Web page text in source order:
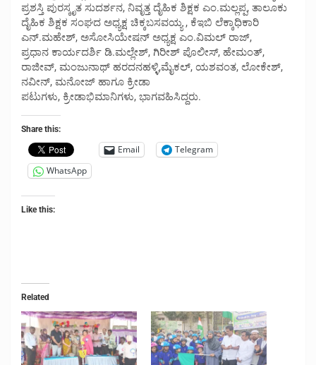
ಪ್ರಶಸ್ತಿ ಪುರಸ್ಕೃತ ಸುದರ್ಶನ, ನಿವೃತ್ತ ದೈಹಿಕ ಶಿಕ್ಷಕ ಎಂ.ಮಲ್ಲಪ್ಪ, ತಾಲೂಕು
ದೈಹಿಕ ಶಿಕ್ಷಕ ಸಂಘದ ಅಧ್ಯಕ್ಷ ಚಿಕ್ಕಬಸವಯ್ಯ , ಕೆಇಬಿ ಲೆಕ್ಕಾಧಿಕಾರಿ
ಎನ್.ಮಹೇಶ್, ಅಸೋಸಿಯೇಷನ್ ಅಧ್ಯಕ್ಷ ಎಂ.ವಿಮಲ್ ರಾಜ್,
ಪ್ರಧಾನ ಕಾರ್ಯದರ್ಶಿ ಡಿ.ಮಲ್ಲೇಶ್, ಗಿರೀಶ್ ಪೊಲೀಸ್, ಹೇಮಂತ್,
ರಾಜೀವ್, ಮಂಜುನಾಥ್ ಹರದನಹಳ್ಳಿ,ಮೈಕಲ್, ಯಶವಂತ, ಲೋಕೇಶ್,
ನವೀನ್, ಮನೋಜ್ ಹಾಗೂ ಕ್ರೀಡಾ
ಪಟುಗಳು, ಕ್ರೀಡಾಭಿಮಾನಿಗಳು, ಭಾಗವಹಿಸಿದ್ದರು.
Share this:
Email
Telegram
WhatsApp
Like this:
Related